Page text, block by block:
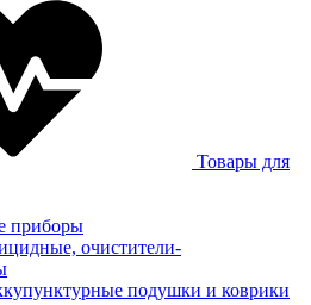
Товары для
приборы
очистители-
подушки и коврики